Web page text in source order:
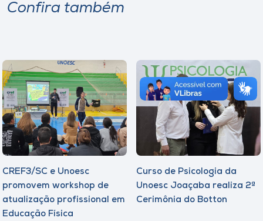
Confira também
CREF3/SC e Unoesc
promovem workshop de
atualização profissional em
Educação Física
Curso de Psicologia da
Unoesc Joaçaba realiza 2ª
Cerimônia do Botton